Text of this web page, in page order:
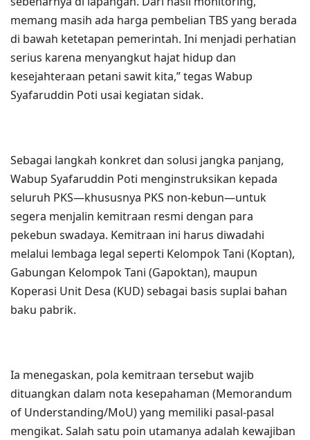
memang masih ada harga pembelian TBS yang berada
di bawah ketetapan pemerintah. Ini menjadi perhatian
serius karena menyangkut hajat hidup dan
kesejahteraan petani sawit kita,” tegas Wabup
Syafaruddin Poti usai kegiatan sidak.
Sebagai langkah konkret dan solusi jangka panjang,
Wabup Syafaruddin Poti menginstruksikan kepada
seluruh PKS—khususnya PKS non-kebun—untuk
segera menjalin kemitraan resmi dengan para
pekebun swadaya. Kemitraan ini harus diwadahi
melalui lembaga legal seperti Kelompok Tani (Koptan),
Gabungan Kelompok Tani (Gapoktan), maupun
Koperasi Unit Desa (KUD) sebagai basis suplai bahan
baku pabrik.
Ia menegaskan, pola kemitraan tersebut wajib
dituangkan dalam nota kesepahaman (Memorandum
of Understanding/MoU) yang memiliki pasal-pasal
mengikat. Salah satu poin utamanya adalah kewajiban